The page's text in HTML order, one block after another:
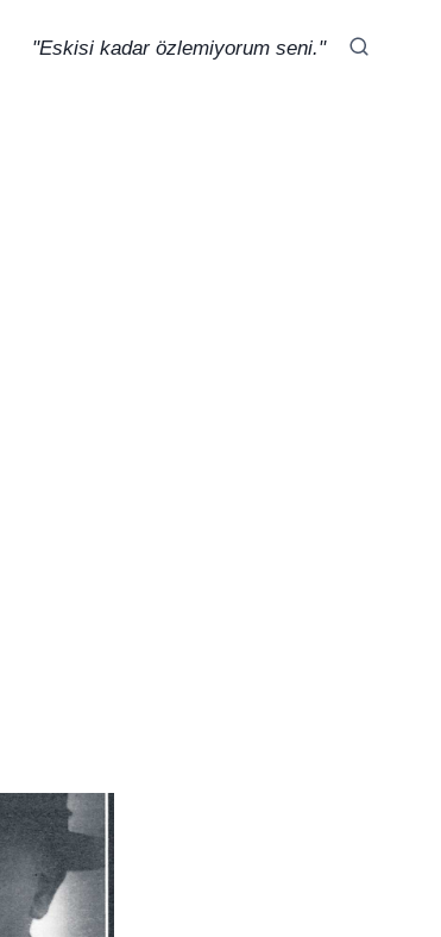
"Eskisi kadar özlemiyorum seni."